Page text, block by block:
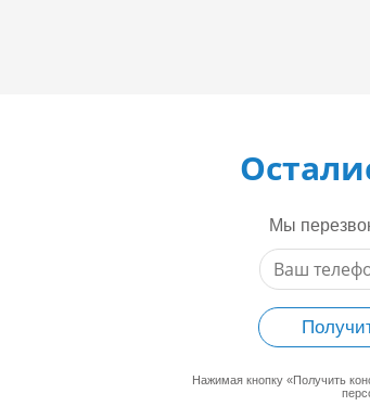
Мы
Нажимая кнопку «Получить